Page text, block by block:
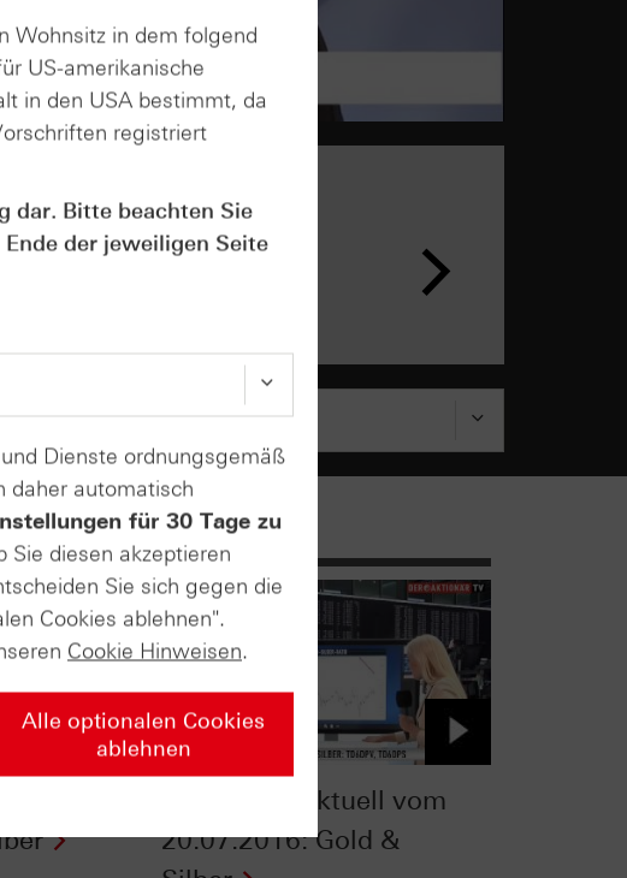
Zertifikate-Aktuell vom
20.07.2016: Gold &
Wohnsitz in dem folgend
US-amerikanische
in den USA bestimmt, da
registriert
dar. Bitte beachten Sie
Ende der jeweiligen Seite
Dienste ordnungsgemäß
daher automatisch
für 30 Tage zu
Sie diesen akzeptieren
Sie sich gegen die
Cookies ablehnen".
Cookie Hinweisen.
Alle optionalen Cookies
ablehnen